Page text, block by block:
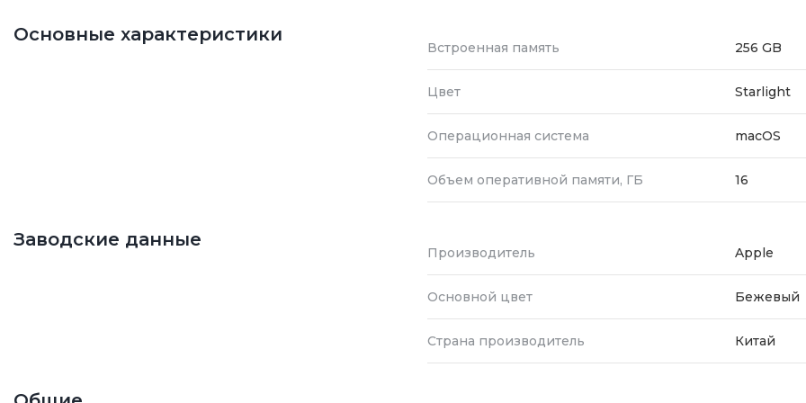
Основные характеристики
Встроенная память 256 GB
Цвет Starlight
Операционная система macOS
Объем оперативной памяти, ГБ 16
Заводские данные
Производитель Apple
Основной цвет Бежевый
Страна производитель Китай